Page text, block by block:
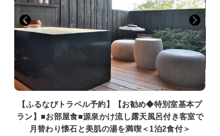
バスでお越しの際にはバス停「理想郷」で下車してくださ
い。
車・・・・東京から約2時間 東名高速の厚木ICより小田原厚木道路
小田原から国道135号線より湯河原温泉方面へ。
箱根方面からは湯河原ﾊﾟｰｸｰｳｪｲを経由し、山翠楼、エクシ
ブ湯河原離宮を過ぎ
理想郷バス停手前を左折。
※湯河原の温泉地「理想郷」は湯河原温泉の中でも高級保養地として
開発され、
当館以外にも「三輪湯河原」「阿しか里」「ふきや旅館」といった
湯河原でも
【ふるなびトラベル予約】【お勧め◆特別室基本プ
ラン】■お部屋食■源泉かけ流し露天風呂付き客室で
月替わり懐石と美肌の湯を満喫＜1泊2食付＞